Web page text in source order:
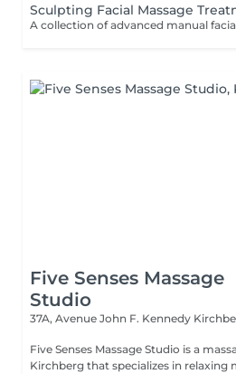
Sculpting Facial Massage
Five Senses Massage
Studio
37A, Avenue John F. Kennedy
Five Senses Massage Studio is a
Kirchberg that specializes in relaxing